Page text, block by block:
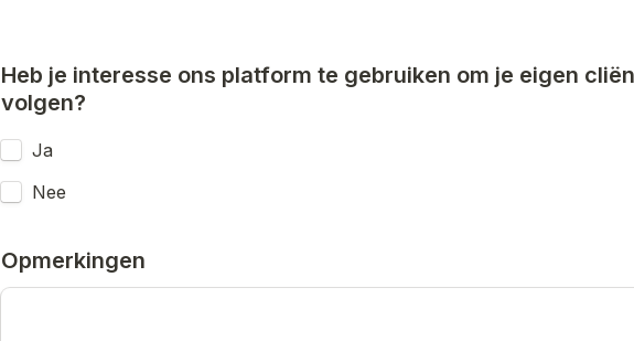
Heb je interesse ons platform te gebruiken om je eigen
volgen?
Ja
Nee
Opmerkingen